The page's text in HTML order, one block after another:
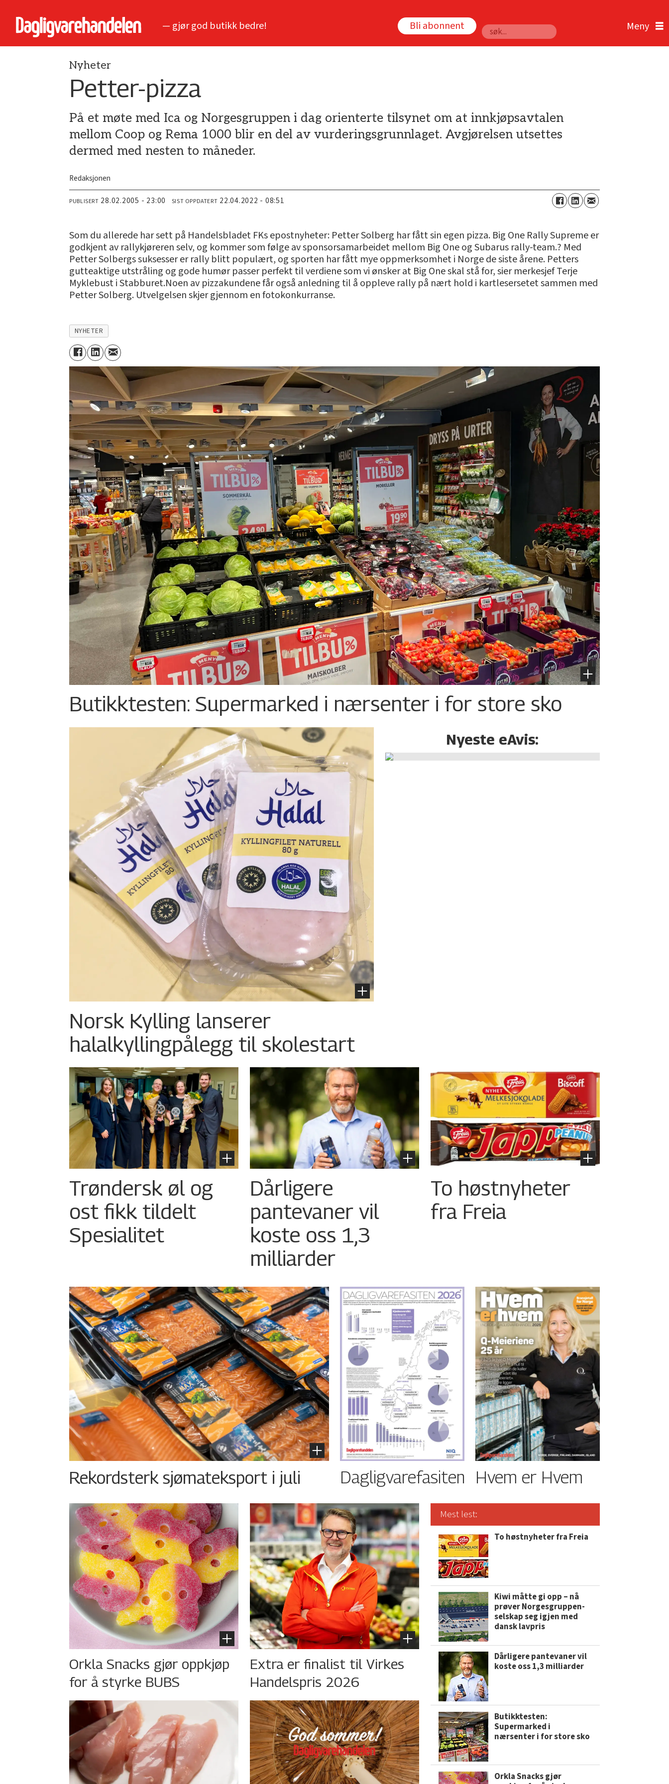
— gjør god butikk bedre! Bli abonnent
Søk
Nyheter
Petter-pizza
På et møte med Ica og Norgesgruppen i dag orienterte tilsynet om at innkjøpsavtalen
mellom Coop og Rema 1000 blir en del av vurderingsgrunnlaget. Avgjørelsen utsettes
dermed med nesten to måneder.
Redaksjonen
PUBLISERT 28.02.2005 - 23:00 SIST OPPDATERT 22.04.2022 - 08:51
Som du allerede har sett på Handelsbladet FKs epostnyheter: Petter Solberg har fått sin egen pizza. Big One Rally Supreme er
godkjent av rallykjøreren selv, og kommer som følge av sponsorsamarbeidet mellom Big One og Subarus rally-team.? Med
Petter Solbergs suksesser er rally blitt populært, og sporten har fått mye oppmerksomhet i Norge de siste årene. Petters
gutteaktige utstråling og gode humør passer perfekt til verdiene som vi ønsker at Big One skal stå for, sier merkesjef Terje
Myklebust i Stabburet.Noen av pizzakundene får også anledning til å oppleve rally på nært hold i kartlesersetet sammen med
Petter Solberg. Utvelgelsen skjer gjennom en fotokonkurranse.
NYHETER
Butikktesten: Supermarked i nærsenter i for store sko
Norsk Kylling lanserer
halalkylling­pålegg til skolestart
Nyeste eAvis:
Trøndersk øl og
ost fikk tildelt
Spesialitet
Dårligere
pantevaner vil
koste oss 1,3
milliarder
To høstnyheter
fra Freia
Rekordsterk sjømateksport i juli Dagligvarefasiten Hvem er Hvem
Orkla Snacks gjør oppkjøp
for å styrke BUBS
Extra er finalist til Virkes
Handelspris 2026
Mest lest:
To høstnyheter fra Freia
Kiwi måtte gi opp – nå
prøver Norgesgruppen-
selskap seg igjen med
dansk lavpris
Dårligere pantevaner vil
koste oss 1,3 milliarder
Butikktesten:
Supermarked i
nærsenter i for store sko
Orkla Snacks gjør